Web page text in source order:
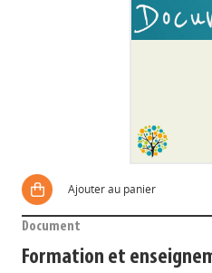
Ajouter au panier
Document
Formation et